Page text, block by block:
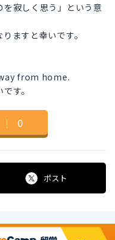
寂しく思う」という意
ますと幸いです。
from home.
す。
｜ 0
ポスト